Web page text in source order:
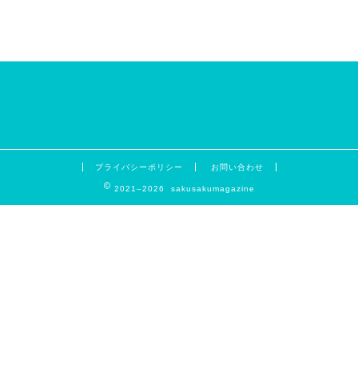
プライバシーポリシー お問い合わせ
2021–2026 sakusakumagazine